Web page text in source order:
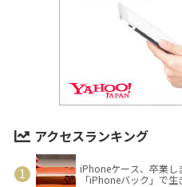
アクセスランキング
iPhoneケース、卒業し
「iPhoneバック」で生